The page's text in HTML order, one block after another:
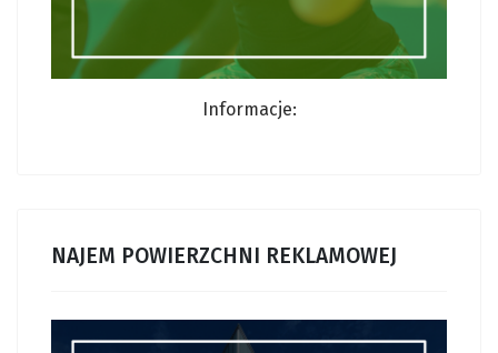
Informacje:
NAJEM POWIERZCHNI REKLAMOWEJ